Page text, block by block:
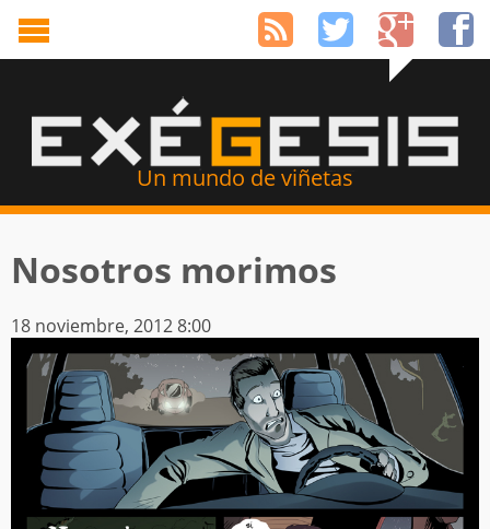
Un mundo de viñetas
Nosotros morimos
18 noviembre, 2012 8:00